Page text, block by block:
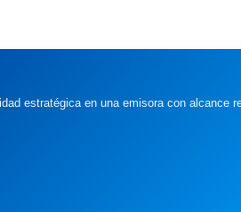
estratégica en una emisora con alcance